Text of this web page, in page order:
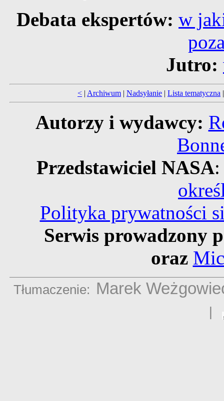
Debata ekspertów: w
Jutro:
< | Archiwum | Nadsyłanie | Lista tematyczna
Autorzy i wydawcy:
Przedstawiciel NASA
Polityka prywatności
Serwis prowadzony
oraz
Tłumaczenie: Marek
|